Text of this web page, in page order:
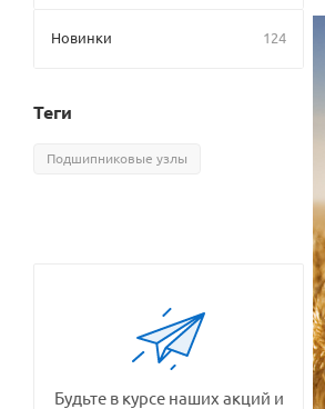
Новинки 124
Теги
Подшипниковые узлы
Будьте в курсе наших акций и